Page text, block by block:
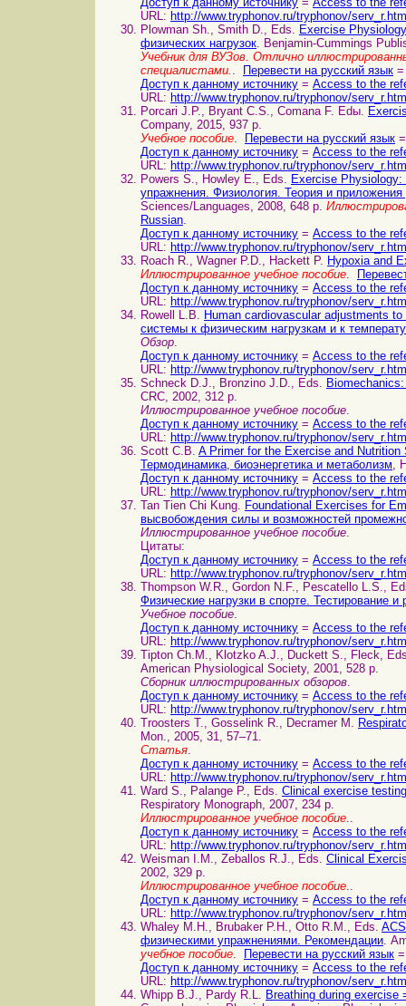
URL: http://www.tryphonov.ru/tryphonov/
Plowman Sh., Smith D., Eds. Exercise
физических нагрузок. Benjamin-Cummings
Учебник для ВУЗов. Отлично
специалистами. . Перевести на русский язык =
Доступ к данному источнику = Access to the
URL: http://www.tryphonov.ru/tryphonov/
Porcari J.P., Bryant C.S., Comana F. Edы.
Company, 2015, 937 p.
Учебное пособие. Перевести на русский язык =
Доступ к данному источнику = Access to the
URL: http://www.tryphonov.ru/tryphonov/
Powers S., Howley E., Eds. Exercise
упражнения. Физиология. Теория и
Sciences/Languages, 2008, 648 p.
Russian.
Доступ к данному источнику = Access to the
URL: http://www.tryphonov.ru/tryphonov/
Roach R., Wagner P.D., Hackett P. Hypoxia and
Иллюстрированное учебное пособие.
Доступ к данному источнику = Access to the
URL: http://www.tryphonov.ru/tryphonov/
Rowell L.B. Human cardiovascular adjustments
системы к физическим нагрузкам и к
Обзор.
Доступ к данному источнику = Access to the
URL: http://www.tryphonov.ru/tryphonov/
Schneck D.J., Bronzino J.D., Eds.
CRC, 2002, 312 p.
Иллюстрированное учебное пособие.
Доступ к данному источнику = Access to the
URL: http://www.tryphonov.ru/tryphonov/
Scott C.B. A Primer for the Exercise and
Термодинамика, биоэнергетика и метаболизм,
Доступ к данному источнику = Access to the
URL: http://www.tryphonov.ru/tryphonov/
Tan Tien Chi Kung. Foundational Exercises for
высвобождения силы и возможностей
Иллюстрированное учебное пособие.
Цитаты:
Доступ к данному источнику = Access to the
URL: http://www.tryphonov.ru/tryphonov/
Thompson W.R., Gordon N.F., Pescatello L.S.,
Физические нагрузки в спорте. Тестирование и
Учебное пособие.
Доступ к данному источнику = Access to the
URL: http://www.tryphonov.ru/tryphonov/
Tipton Сh.M., Klotzko A.J., Duckett S., Fleck,
American Physiological Society, 2001, 528 p.
Сборник иллюстрированных обзоров.
Доступ к данному источнику = Access to the
URL: http://www.tryphonov.ru/tryphonov/
Troosters T., Gosselink R., Decramer M.
Mon., 2005, 31, 57–71.
Статья.
Доступ к данному источнику = Access to the
URL: http://www.tryphonov.ru/tryphonov/
Ward S., Palange P., Eds. Clinical exercise
Respiratory Monograph, 2007, 234 p.
Иллюстрированное учебное пособие..
Доступ к данному источнику = Access to the
URL: http://www.tryphonov.ru/tryphonov/
Weisman I.M., Zeballos R.J., Eds. Clinical
2002, 329 p.
Иллюстрированное учебное пособие..
Доступ к данному источнику = Access to the
URL: http://www.tryphonov.ru/tryphonov/
Whaley M.H., Brubaker P.H., Otto R.M., Eds.
физическими упражнениями. Рекомендации.
учебное пособие. Перевести на русский язык =
Доступ к данному источнику = Access to the
URL: http://www.tryphonov.ru/tryphonov/
Whipp B.J., Pardy R.L. Breathing during